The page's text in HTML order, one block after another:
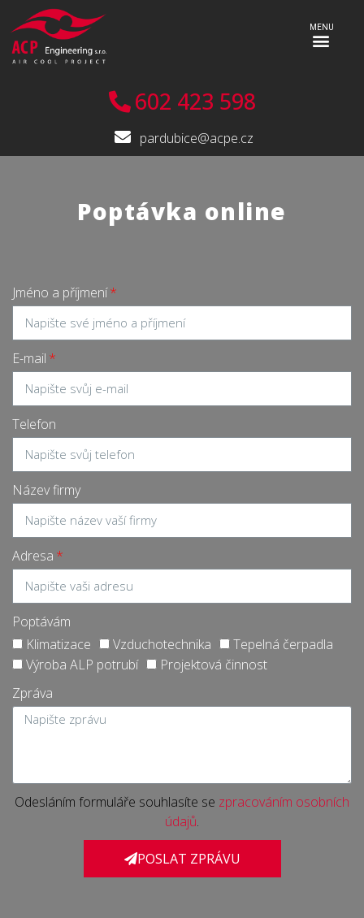
602 423 598
pardubice@acpe.cz
Poptávka online
Jméno a příjmení
E-mail
Telefon
Název firmy
Adresa
Poptávám
Klimatizace
Vzduchotechnika
Tepelná čerpadla
Výroba ALP potrubí
Projektová činnost
Zpráva
Odesláním formuláře souhlasíte se zpracováním osobních
údajů.
POSLAT ZPRÁVU